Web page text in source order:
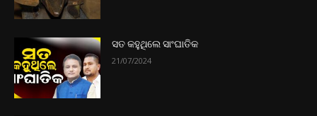
ସତ କହୁଥିଲେ ସାଂଘାତିକ
21/07/2024